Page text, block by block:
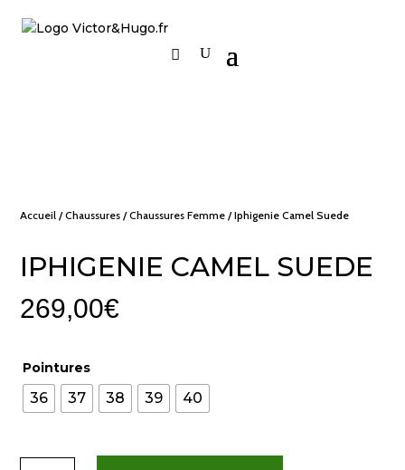
Accueil /Chaussures /Chaussures Femme / Iphigenie Camel Suede
IPHIGENIE CAMEL SUEDE
269,00€
Pointures
36 37 38 39 40